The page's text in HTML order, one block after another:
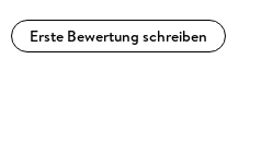
Erste Bewertung schreiben